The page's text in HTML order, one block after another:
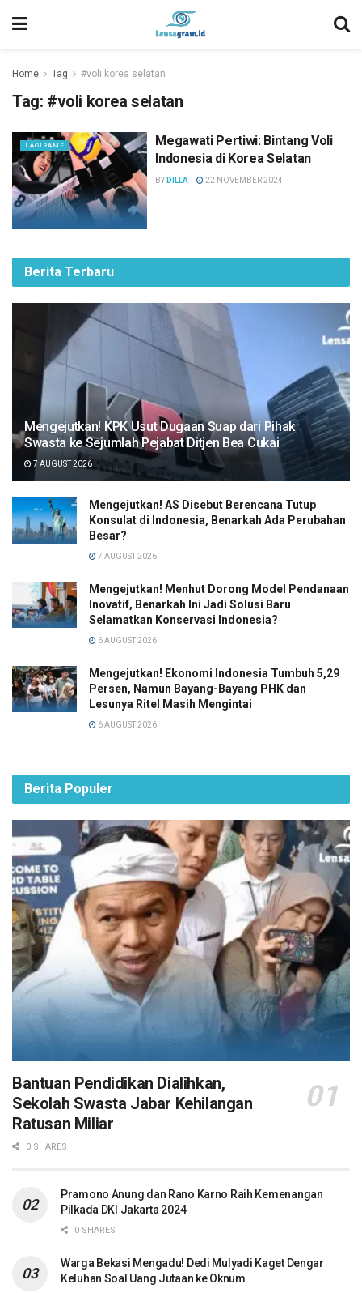
Home Tag #voli korea selatan
Tag: #voli korea selatan
LAGIRAME
Megawati Pertiwi: Bintang Voli
Indonesia di Korea Selatan
BY DILLA 22 NOVEMBER 2024
Berita Terbaru
Mengejutkan! KPK Usut Dugaan Suap dari Pihak
Swasta ke Sejumlah Pejabat Ditjen Bea Cukai
7 AUGUST 2026
Mengejutkan! AS Disebut Berencana Tutup
Konsulat di Indonesia, Benarkah Ada Perubahan
Besar?
7 AUGUST 2026
Mengejutkan! Menhut Dorong Model Pendanaan
Inovatif, Benarkah Ini Jadi Solusi Baru
Selamatkan Konservasi Indonesia?
6 AUGUST 2026
Mengejutkan! Ekonomi Indonesia Tumbuh 5,29
Persen, Namun Bayang-Bayang PHK dan
Lesunya Ritel Masih Mengintai
6 AUGUST 2026
Berita Populer
Bantuan Pendidikan Dialihkan,
Sekolah Swasta Jabar Kehilangan
Ratusan Miliar
0 SHARES
Pramono Anung dan Rano Karno Raih Kemenangan
Pilkada DKI Jakarta 2024
0 SHARES
Warga Bekasi Mengadu! Dedi Mulyadi Kaget Dengar
Keluhan Soal Uang Jutaan ke Oknum